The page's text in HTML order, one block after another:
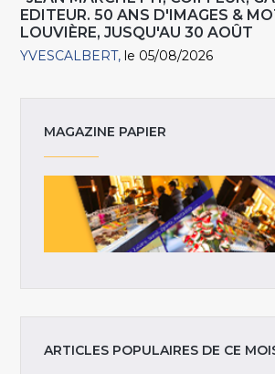
EDITEUR. 50 ANS D'IMAGES &
LOUVIÈRE, JUSQU'AU 30 AOÛT
YVESCALBERT le 05/08/2026
MAGAZINE PAPIER
ARTICLES POPULAIRES DE CE